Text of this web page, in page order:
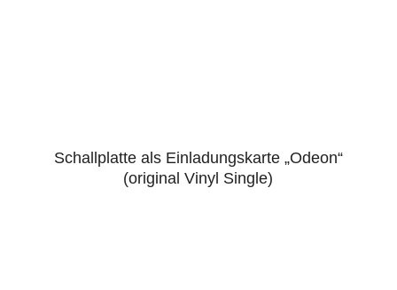
5.00
Schallplatte als Einladungskarte „Odeon“
(original Vinyl Single)